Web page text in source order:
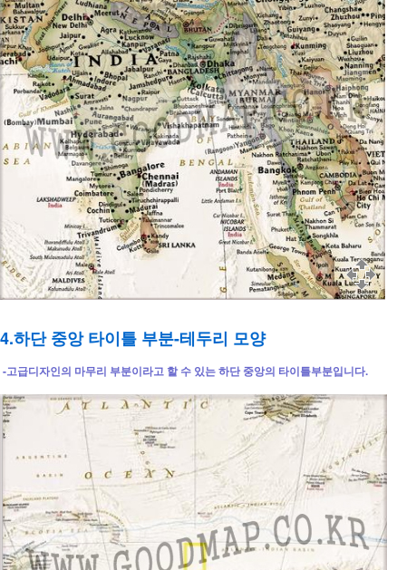
4.하단 중앙 타이틀 부분-테두리 모양
-고급디자인의 마무리 부분이라고 할 수 있는 하단 중앙의 타이틀부분입니다.